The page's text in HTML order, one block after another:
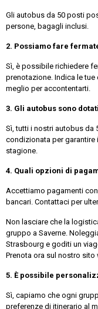
Gli autobus da 50 posti
persone, bagagli inclusi.
2. Possiamo fare
Sì, è possibile richiedere
prenotazione. Indica le
meglio per accontentarti.
3. Gli autobus sono
Sì, tutti i nostri autobus da
condizionata per
stagione.
4. Quali opzioni di
Accettiamo pagamenti
bancari. Contattaci per
Non lasciare che la
gruppo a Saverne.
Strasbourg e goditi un
Prenota ora sul nostro
5. È possibile
Sì, capiamo che ogni
preferenze di itinerario al